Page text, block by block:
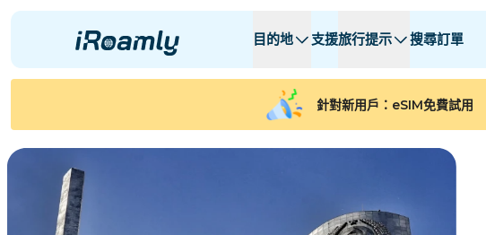
目的地 支援旅行提示 搜尋訂單
區域 eSIMs
所有目的地
阿根廷
比利时
所有目的地
針對新用戶：eSIM免費試用